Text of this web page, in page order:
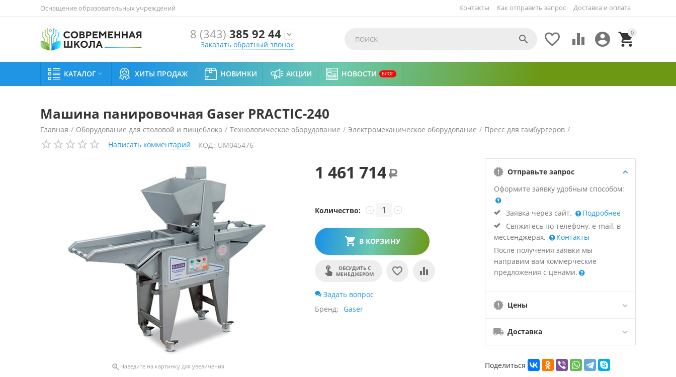
Оснащение образовательных учреждений Как отправить запрос Доставка и оплата
Контакты
8 (343) 385 92 44 
Заказать обратный звонок
0


 

КАТАЛОГ  ХИТЫ ПРОДАЖ НОВИНКИ АКЦИИ НОВОСТИ БЛОГ
Машина панировочная Gaser PRACTIC-240
Главная / Оборудование для столовой и пищеблока / Технологическое оборудование / Электромеханическое оборудование / Пресс для гамбургеров /
Машина панировочная Gaser PRACTIC-240
Написать комментарий КОД: UM045476
 Наведите на картинку для увеличения
1 461 714 Р
Количество: +
−
В КОРЗИНУ
ОБСУДИТЬ С
МЕНЕДЖЕРОМ
Задать вопрос
Бренд
Gaser
Отправьте запрос
Оформите заявку удобным способом:
Заявка через сайт.
Подробнее
Свяжитесь по телефону, e-mail, в
мессенджерах.
Контакты
После получения заявки мы
направим вам коммерческие
предложения с ценами.
Цены
Доставка
Поделиться